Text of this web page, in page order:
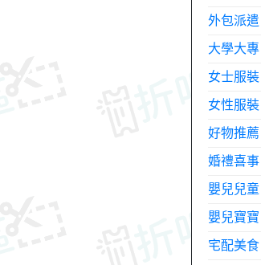
外包派遣
大學大專
女士服裝
女性服裝
好物推薦
婚禮喜事
嬰兒兒童
嬰兒寶寶
宅配美食